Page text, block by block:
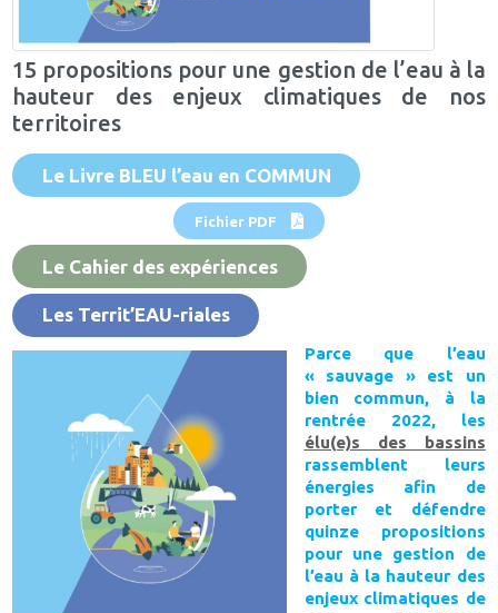
15 propositions pour une gestion de l’eau à la
hauteur des enjeux climatiques de nos
territoires
Le Livre BLEU l’eau en COMMUN
Fichier PDF
Le Cahier des expériences
Les Territ’EAU-riales
Parce que l’eau
« sauvage » est un
bien commun, à la
rentrée 2022, les
élu(e)s des bassins
rassemblent leurs
énergies afin de
porter et défendre
quinze propositions
pour une gestion de
l’eau à la hauteur des
enjeux climatiques de